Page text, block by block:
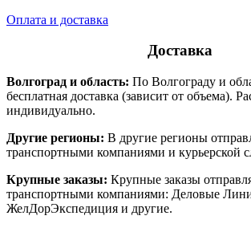
Оплата и доставка
Доставка
Волгоград и область: По Волгограду и
бесплатная доставка (зависит от объема).
индивидуально.
Другие регионы: В другие регионы
транспортными компаниями и курьерской
Крупные заказы: Крупные заказы
транспортными компаниями: Деловые
ЖелДорЭкспедиция и другие.